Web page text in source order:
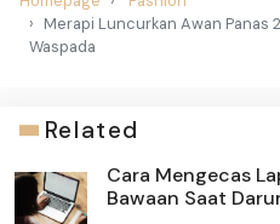
Merapi Luncurkan Awan Panas
Waspada
Related
Cara Mengecas
Bawaan Saat